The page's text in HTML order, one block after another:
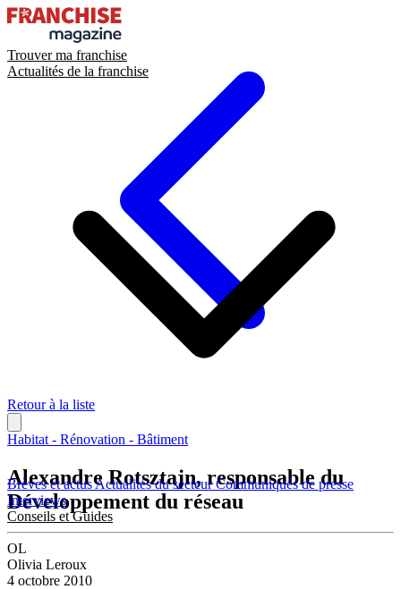
Trouver ma franchise
Actualités de la franchise
Brèves et actusActualités du secteurCommuniqués de presse
Interviews
Conseils et Guides
Retour à la liste
Habitat - Rénovation - Bâtiment
Alexandre Rotsztajn, responsable du
Développement du réseau
OL
Olivia Leroux
4 octobre 2010